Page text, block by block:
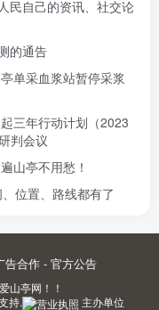
民自己的资讯、社交论
的通告
单采血浆站暂停采浆
三年行动计划（2023
判会议
山亭不用愁！
位置、路线都有了
告合作 - 官方公告
山亭网！！
持. 主办单位